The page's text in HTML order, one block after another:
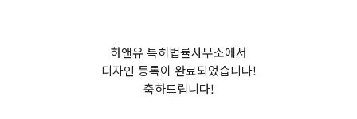
하앤유 특허법률사무소에서
디자인 등록이 완료되었습니다!
축하드립니다!